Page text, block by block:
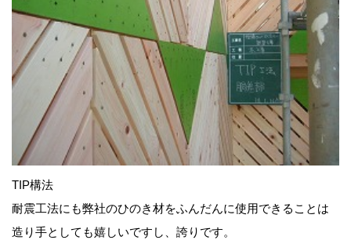
TIP構法
耐震工法にも弊社のひのき材をふんだんに使用できることは
造り手としても嬉しいですし、誇りです。